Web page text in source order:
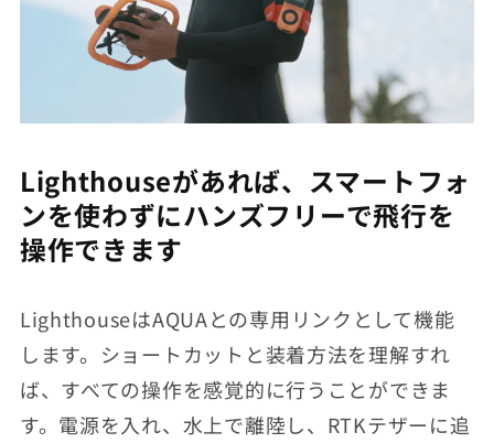
Lighthouseがあれば、スマートフォ
ンを使わずにハンズフリーで飛行を
操作できます
LighthouseはAQUAとの専用リンクとして機能
します。ショートカットと装着方法を理解すれ
ば、すべての操作を感覚的に行うことができま
す。電源を入れ、水上で離陸し、RTKテザーに追